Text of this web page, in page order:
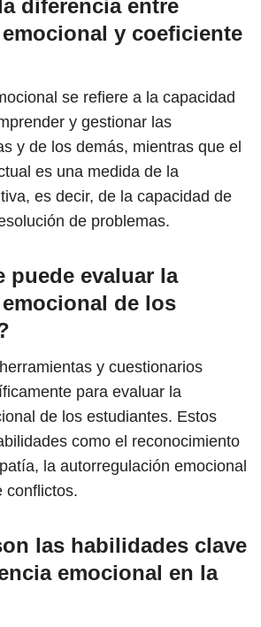
diferencia entre
y coeficiente
se refiere a la capacidad
y gestionar las
y de los demás, mientras que el
es una medida de la
es decir, de la capacidad de
de problemas.
puede evaluar la
de los
y cuestionarios
para evaluar la
de los estudiantes. Estos
como el reconocimiento
la autorregulación emocional
conflictos.
las habilidades clave
emocional en la